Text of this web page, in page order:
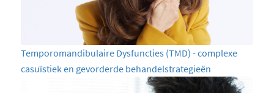
Temporomandibulaire Dysfuncties (TMD) - complexe
casuïstiek en gevorderde behandelstrategieën